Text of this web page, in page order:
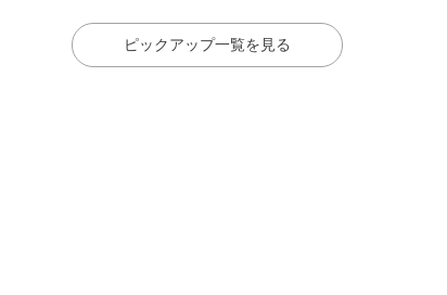
ピックアップ一覧を見る